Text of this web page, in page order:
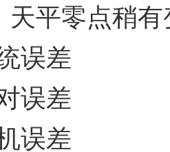
天平零点稍
误差
误差
误差